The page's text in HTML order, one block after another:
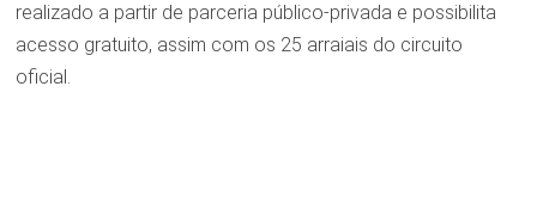
realizado a partir de parceria público-privada e possibilita
acesso gratuito, assim com os 25 arraiais do circuito
oficial.